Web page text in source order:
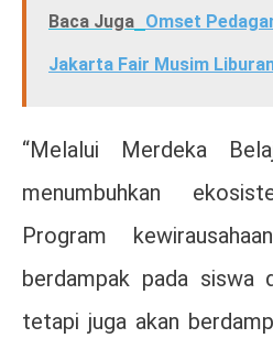
Baca Juga Omset
Jakarta Fair Musim
“Melalui Merdeka
menumbuhkan
Program
berdampak pada siswa
tetapi juga akan